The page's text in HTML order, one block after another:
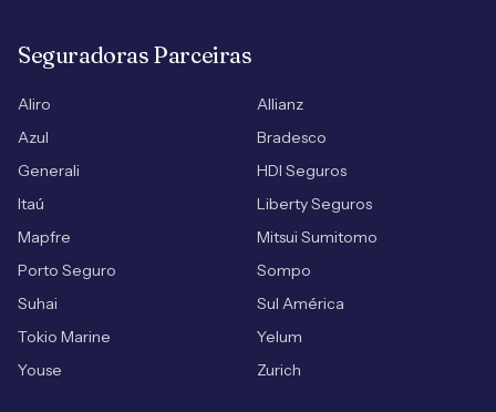
Seguradoras Parceiras
Aliro
Allianz
Azul
Bradesco
Generali
HDI Seguros
Itaú
Liberty Seguros
Mapfre
Mitsui Sumitomo
Porto Seguro
Sompo
Suhai
Sul América
Tokio Marine
Yelum
Youse
Zurich